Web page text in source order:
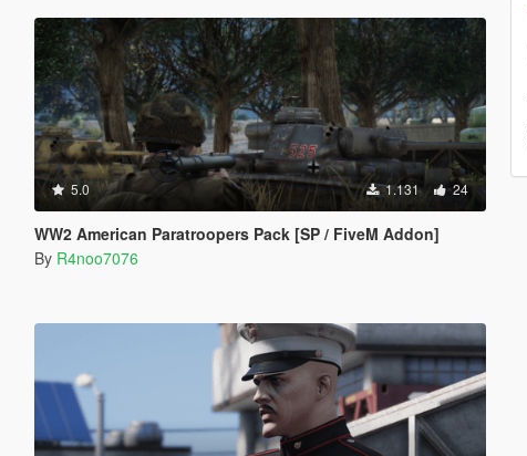
5.0 1.131 24
WW2 American Paratroopers Pack [SP / FiveM Addon]
By R4noo7076